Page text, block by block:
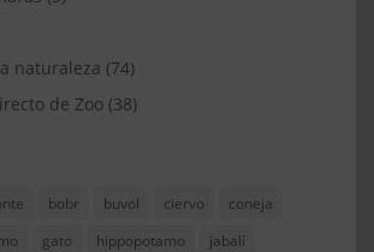
naturaleza (74)
de Zoo (38)
bobr buvol ciervo
coneja
gato hippopotamo
jabalí